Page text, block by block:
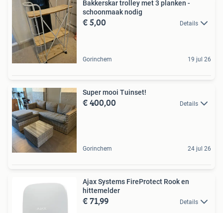
Bakkerskar trolley met 3 planken -
schoonmaak nodig
€ 5,00 Details
Gorinchem 19 jul 26
Super mooi Tuinset!
€ 400,00 Details
Gorinchem 24 jul 26
Ajax Systems FireProtect Rook en
hittemelder
€ 71,99 Details